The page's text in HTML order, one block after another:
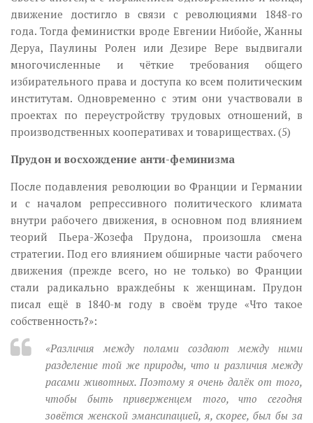
движение достигло в связи с революциями 1848-го
года. Тогда феминистки вроде Евгении Нибойе, Жанны
Деруа, Паулины Ролен или Дезире Вере выдвигали
многочисленные и чёткие требования общего
избирательного права и доступа ко всем политическим
институтам. Одновременно с этим они участвовали в
проектах по переустройству трудовых отношений, в
производственных кооперативах и товариществах. (5)
Прудон и восхождение анти-феминизма
После подавления революции во Франции и Германии
и с началом репрессивного политического климата
внутри рабочего движения, в основном под влиянием
теорий Пьера-Жозефа Прудона, произошла смена
стратегии. Под его влиянием обширные части рабочего
движения (прежде всего, но не только) во Франции
стали радикально враждебны к женщинам. Прудон
писал ещё в 1840-м году в своём труде «Что такое
собственность?»:
«Различия между полами создают между ними
разделение той же природы, что и различия между
расами животных. Поэтому я очень далёк от того,
чтобы быть приверженцем того, что сегодня
зовётся женской эмансипацией, я, скорее, был бы за